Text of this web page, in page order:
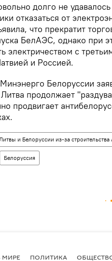
долго не
отказаться от
что прекратит
БелАЭС, однако при
электричеством с
и Россией.
Белоруссии
Литва продолжает
продвигает
и Белоруссии из-за
Белоруссия
МИРЕ ПОЛИТИКА